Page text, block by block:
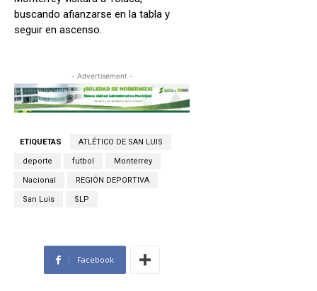
buscando afianzarse en la tabla y
seguir en ascenso.
- Advertisement -
ETIQUETAS ATLÉTICO DE SAN LUIS
deporte futbol Monterrey
Nacional REGIÓN DEPORTIVA
San Luis SLP
Facebook